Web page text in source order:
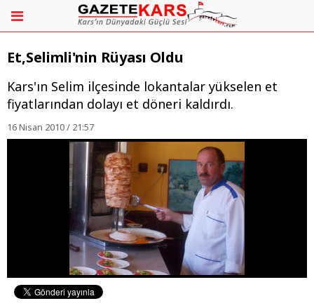
Et,Selimli'nin Rüyası Oldu
Kars'ın Selim ilçesinde lokantalar yükselen et
fiyatlarından dolayı et döneri kaldırdı.
16 Nisan 2010 / 21:57